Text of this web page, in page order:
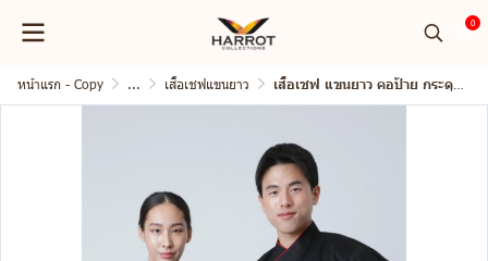
0
หน้าแรก - Copy ... เสื้อเชฟแขนยาว เสื้อเชฟ แขนยาว คอป้าย กระดุมถอดได้